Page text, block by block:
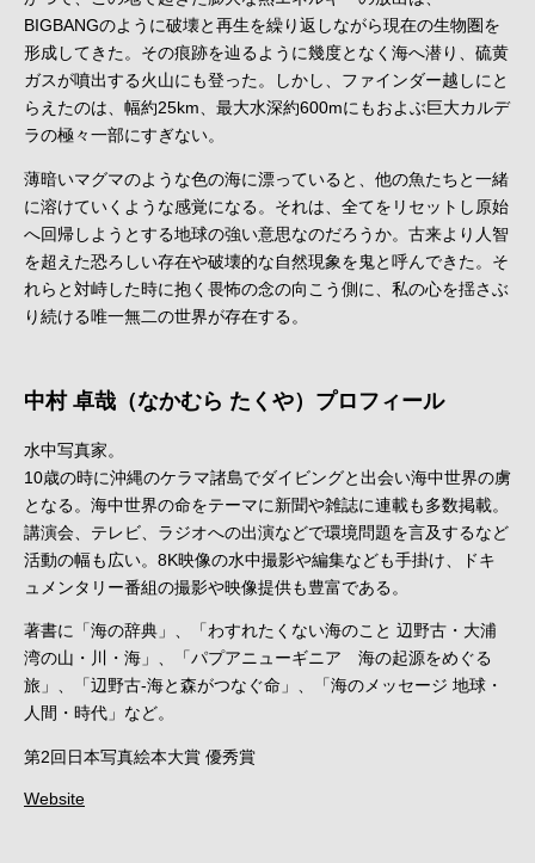
BIGBANGのように破壊と再生を繰り返しながら現在の生物圏を
形成してきた。その痕跡を辿るように幾度となく海へ潜り、硫黄
ガスが噴出する火山にも登った。しかし、ファインダー越しにと
らえたのは、幅約25km、最大水深約600mにもおよぶ巨大カルデ
ラの極々一部にすぎない。
薄暗いマグマのような色の海に漂っていると、他の魚たちと一緒
に溶けていくような感覚になる。それは、全てをリセットし原始
へ回帰しようとする地球の強い意思なのだろうか。古来より人智
を超えた恐ろしい存在や破壊的な自然現象を鬼と呼んできた。そ
れらと対峙した時に抱く畏怖の念の向こう側に、私の心を揺さぶ
り続ける唯一無二の世界が存在する。
中村 卓哉（なかむら たくや）プロフィール
水中写真家。
10歳の時に沖縄のケラマ諸島でダイビングと出会い海中世界の虜
となる。海中世界の命をテーマに新聞や雑誌に連載も多数掲載。
講演会、テレビ、ラジオへの出演などで環境問題を言及するなど
活動の幅も広い。8K映像の水中撮影や編集なども手掛け、ドキ
ュメンタリー番組の撮影や映像提供も豊富である。
著書に「海の辞典」、「わすれたくない海のこと 辺野古・大浦
湾の山・川・海」、「パプアニューギニア 海の起源をめぐる
旅」、「辺野古-海と森がつなぐ命」、「海のメッセージ 地球・
人間・時代」など。
第2回日本写真絵本大賞 優秀賞
Website